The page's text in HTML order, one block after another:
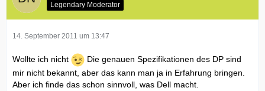
Legendary Moderator
14. September 2011 um 13:47
Wollte ich nicht
Die genauen Spezifikationen des DP sind
mir nicht bekannt, aber das kann man ja in Erfahrung bringen.
Aber ich finde das schon sinnvoll, was Dell macht.